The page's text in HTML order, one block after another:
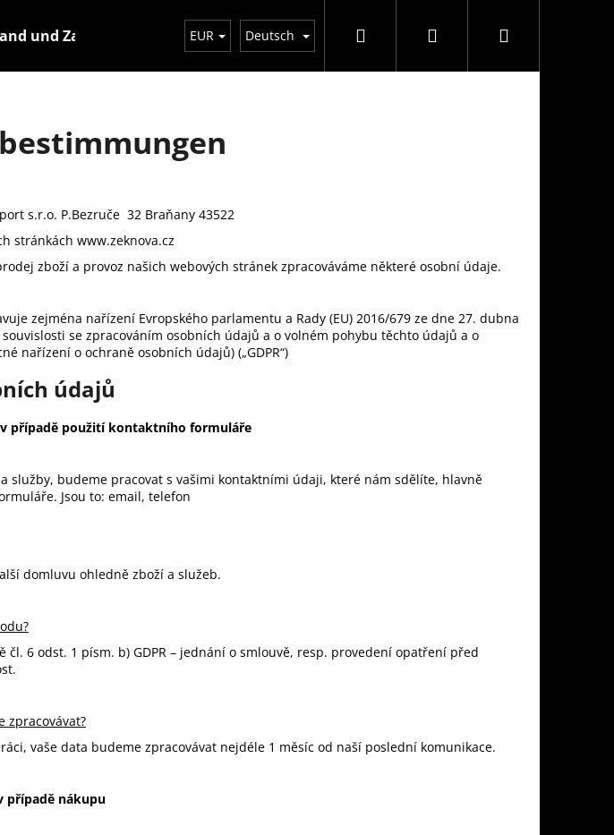
und Zahlung Wie man einkauft GDPR Geschäftsbedingungen
EUR Deutsch Suchen Login Warenkorb
s.r.o. P.Bezruče 32 Braňany 43522
stránkách www.zeknova.cz
zboží a provoz našich webových stránek zpracováváme některé osobní údaje.
zejména nařízení Evropského parlamentu a Rady (EU) 2016/679 ze dne 27. dubna
souvislosti se zpracováním osobních údajů a o volném pohybu těchto údajů a o
nařízení o ochraně osobních údajů) („GDPR“)
údajů
případě použití kontaktního formuláře
služby, budeme pracovat s vašimi kontaktními údaji, které nám sdělíte, hlavně
Jsou to: email, telefon
domluvu ohledně zboží a služeb.
čl. 6 odst. 1 písm. b) GDPR – jednání o smlouvě, resp. provedení opatření před
zpracovávat?
vaše data budeme zpracovávat nejdéle 1 měsíc od naší poslední komunikace.
případě nákupu